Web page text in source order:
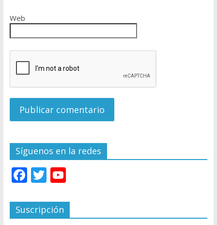
Web
Síguenos en la redes
F
e
T
itt
Y
u
Suscripción